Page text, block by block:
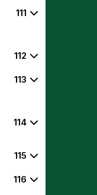
111
112
113
114
115
116